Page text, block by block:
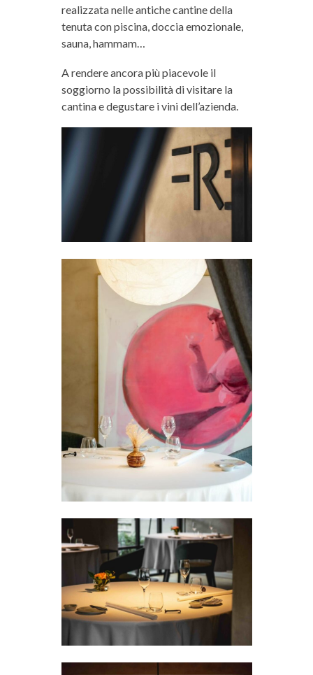
realizzata nelle antiche cantine della
tenuta con piscina, doccia emozionale,
sauna, hammam…
A rendere ancora più piacevole il
soggiorno la possibilità di visitare la
cantina e degustare i vini dell’azienda.